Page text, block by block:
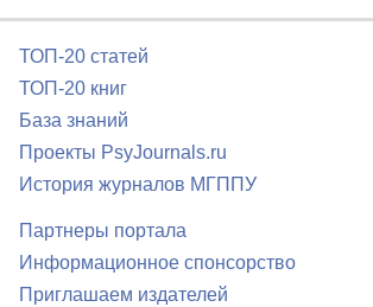
ТОП-20 статей
ТОП-20 книг
База знаний
Проекты PsyJournals.ru
История журналов МГППУ
Партнеры портала
Информационное спонсорство
Приглашаем издателей